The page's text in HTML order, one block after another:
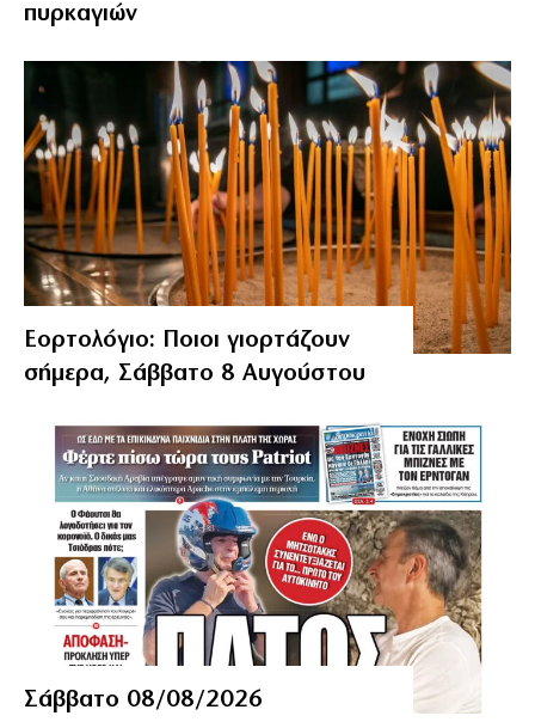
πυρκαγιών
Εορτολόγιο: Ποιοι γιορτάζουν
σήμερα, Σάββατο 8 Αυγούστου
Σάββατο 08/08/2026